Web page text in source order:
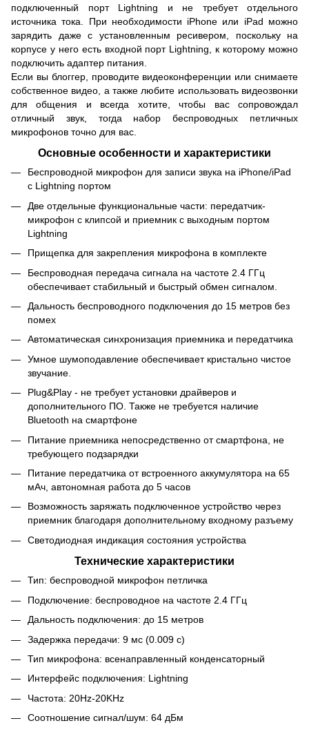
подключенный порт Lightning и не требует отдельного
источника тока. При необходимости iPhone или iPad можно
зарядить даже с установленным ресивером, поскольку на
корпусе у него есть входной порт Lightning, к которому можно
подключить адаптер питания.
Если вы блоггер, проводите видеоконференции или снимаете
собственное видео, а также любите использовать видеозвонки
для общения и всегда хотите, чтобы вас сопровождал
отличный звук, тогда набор беспроводных петличных
микрофонов точно для вас.
Основные особенности и характеристики
Беспроводной микрофон для записи звука на iPhone/iPad
с Lightning портом
Две отдельные функциональные части: передатчик-
микрофон с клипсой и приемник с выходным портом
Lightning
Прищепка для закрепления микрофона в комплекте
Беспроводная передача сигнала на частоте 2.4 ГГц
обеспечивает стабильный и быстрый обмен сигналом.
Дальность беспроводного подключения до 15 метров без
помех
Автоматическая синхронизация приемника и передатчика
Умное шумоподавление обеспечивает кристально чистое
звучание.
Plug&Play - не требует установки драйверов и
дополнительного ПО. Также не требуется наличие
Bluetooth на смартфоне
Питание приемника непосредственно от смартфона, не
требующего подзарядки
Питание передатчика от встроенного аккумулятора на 65
мАч, автономная работа до 5 часов
Возможность заряжать подключенное устройство через
приемник благодаря дополнительному входному разъему
Светодиодная индикация состояния устройства
Технические характеристики
Тип: беспроводной микрофон петличка
Подключение: беспроводное на частоте 2.4 ГГц
Дальность подключения: до 15 метров
Задержка передачи: 9 мс (0.009 с)
Тип микрофона: всенаправленный конденсаторный
Интерфейс подключения: Lightning
Частота: 20Hz-20KHz
Соотношение сигнал/шум: 64 дБм